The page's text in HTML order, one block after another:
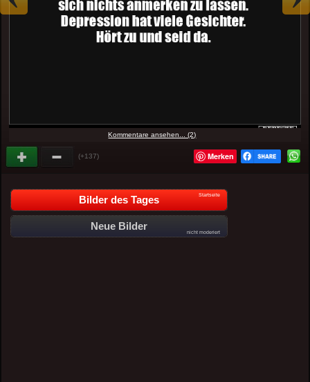
Kommentare ansehen... (2)
(+137) Merken
Bilder des Tages Startseite
Neue Bilder
nicht moderiert